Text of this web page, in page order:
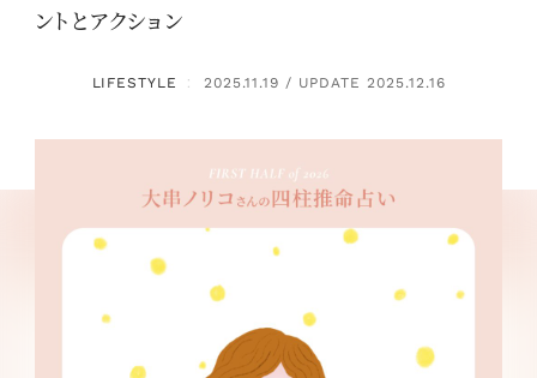
ントとアクション
LIFESTYLE ： 2025.11.19 / UPDATE 2025.12.16